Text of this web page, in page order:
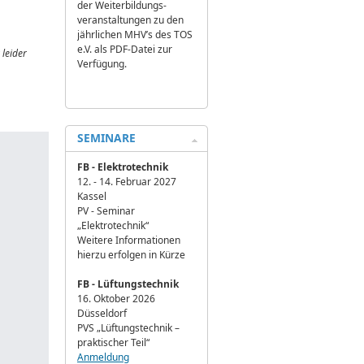
leider
der Weiterbildungs­
veranstaltungen zu den
jährlichen MHV’s des TOS
e.V. als PDF-Datei zur
Verfügung.
SEMINARE
FB - Elektrotechnik
12. - 14. Februar 2027
Kassel
PV - Seminar
„Elektrotechnik“
Weitere Informationen
hierzu erfolgen in Kürze
FB - Lüftungstechnik
16. Oktober 2026
Düsseldorf
PVS „Lüftungstechnik –
praktischer Teil“
Anmeldung